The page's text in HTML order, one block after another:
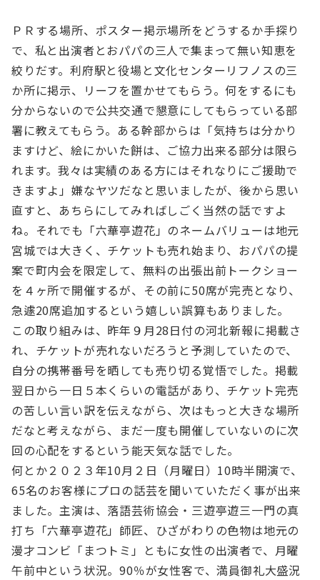
ＰＲする場所、ポスター掲示場所をどうするか手探り
で、私と出演者とおパパの三人で集まって無い知恵を
絞りだす。利府駅と役場と文化センターリフノスの三
か所に掲示、リーフを置かせてもらう。何をするにも
分からないので公共交通で懇意にしてもらっている部
署に教えてもらう。ある幹部からは「気持ちは分かり
ますけど、絵にかいた餅は、ご協力出来る部分は限ら
れます。我々は実績のある方にはそれなりにご援助で
きますよ」嫌なヤツだなと思いましたが、後から思い
直すと、あちらにしてみればしごく当然の話ですよ
ね。それでも「六華亭遊花」のネームバリューは地元
宮城では大きく、チケットも売れ始まり、おパパの提
案で町内会を限定して、無料の出張出前トークショー
を４ヶ所で開催するが、その前に50席が完売となり、
急遽20席追加するという嬉しい誤算もありました。
この取り組みは、昨年９月28日付の河北新報に掲載さ
れ、チケットが売れないだろうと予測していたので、
自分の携帯番号を晒しても売り切る覚悟でした。掲載
翌日から一日５本くらいの電話があり、チケット完売
の苦しい言い訳を伝えながら、次はもっと大きな場所
だなと考えながら、まだ一度も開催していないのに次
回の心配をするという能天気な話でした。
何とか２０２３年10月２日（月曜日）10時半開演で、
65名のお客様にプロの話芸を聞いていただく事が出来
ました。主演は、落語芸術協会・三遊亭遊三一門の真
打ち「六華亭遊花」師匠、ひざがわりの色物は地元の
漫才コンビ「まつトミ」ともに女性の出演者で、月曜
午前中という状況。90％が女性客で、満員御礼大盛況